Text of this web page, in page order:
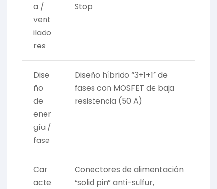
a /
vent
ilado
res
Stop
Dise
ño
de
ener
gía /
fase
Diseño híbrido “3+1+1” de
fases con MOSFET de baja
resistencia (50 A)
Car
acte
Conectores de alimentación
“solid pin” anti-sulfur,